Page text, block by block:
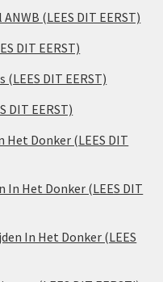
(LEES DIT EERST)
DIT EERST)
DIT EERST)
DIT EERST)
Donker (LEES DIT
Het Donker (LEES DIT
In Het Donker (LEES